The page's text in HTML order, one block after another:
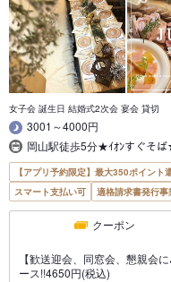
女子会 誕生日 結婚式2次会 宴会 貸切
3001～4000円
岡山駅徒歩5分★ｲｵﾝすぐそば
【アプリ予約限定】最大350ポイント
スマート支払い可
適格請求書発行事
クーポン
【歓送迎会、同窓会、懇親会
ース!!4650円(税込)